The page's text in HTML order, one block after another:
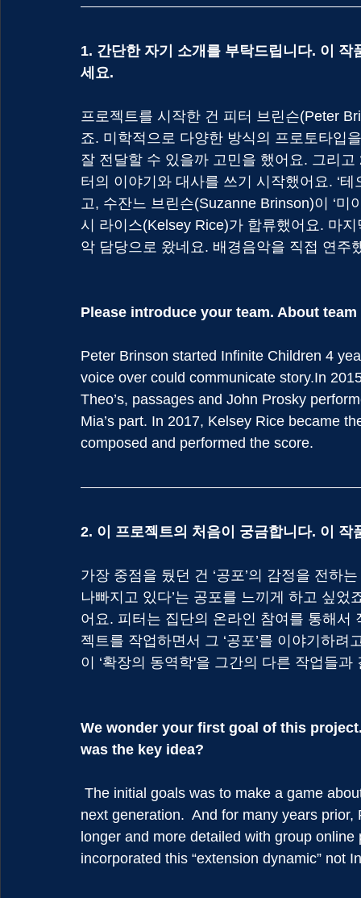
1. 간단한 자기 소개를 부탁드립니다. 이
세요.
프로젝트를 시작한 건 피터 브린슨(Peter
죠. 미학적으로 다양한 방식의 프로토타입
잘 전달할 수 있을까 고민을 했어요. 그리
터의 이야기와 대사를 쓰기 시작했어요. ‘
고, 수잔느 브린슨(Suzanne Brinson)이 ‘미
시 라이스(Kelsey Rice)가 합류했어요. 마
악 담당으로 왔네요. 배경음악을 직접 연주
Please introduce your team. About
Peter Brinson started Infinite Children 4
voice over could communicate story.In
Theo’s, passages and John Prosky
Mia’s part. In 2017, Kelsey Rice became
composed and performed the score.
2. 이 프로젝트의 처음이 궁금합니다. 이
가장 중점을 뒀던 건 ‘공포’의 감정을 전하
나빠지고 있다’는 공포를 느끼게 하고 싶
어요. 피터는 집단의 온라인 참여를 통해서
젝트를 작업하면서 그 ‘공포’를 이야기하
이 ‘확장의 동역학'을 그간의 다른 작업들
We wonder your first goal of this
was the key idea?
next generation.  And for many years
longer and more detailed with group
incorporated this “extension dynamic” not